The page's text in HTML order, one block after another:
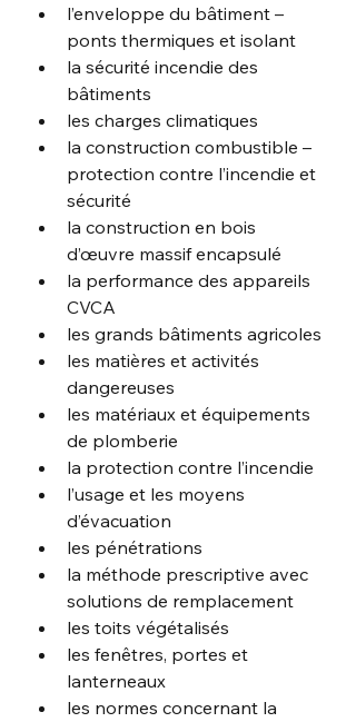
l’enveloppe du bâtiment –
ponts thermiques et isolant
la sécurité incendie des
bâtiments
les charges climatiques
la construction combustible –
protection contre l’incendie et
sécurité
la construction en bois
d’œuvre massif encapsulé
la performance des appareils
CVCA
les grands bâtiments agricoles
les matières et activités
dangereuses
les matériaux et équipements
de plomberie
la protection contre l’incendie
l’usage et les moyens
d’évacuation
les pénétrations
la méthode prescriptive avec
solutions de remplacement
les toits végétalisés
les fenêtres, portes et
lanterneaux
les normes concernant la